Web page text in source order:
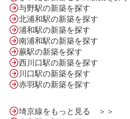
与野駅の新築を探す
北浦和駅の新築を探す
浦和駅の新築を探す
南浦和駅の新築を探す
蕨駅の新築を探す
西川口駅の新築を探す
川口駅の新築を探す
赤羽駅の新築を探す
埼京線をもっと見る ＞＞